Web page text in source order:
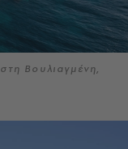
Βουλιαγμένη,